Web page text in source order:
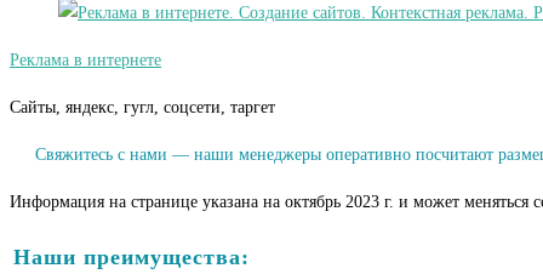
Реклама в интернете
Сайты, яндекс, гугл, соцсети, таргет
Свяжитесь с нами — наши менеджеры оперативно посчитают
Информация на странице указана на октябрь 2023 г. и может
Наши преимущества: